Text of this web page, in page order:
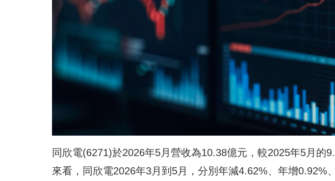
同欣電(6271)於2026年5月營收為10.38億元，較2025年5月的
來看，同欣電2026年3月到5月，分別年減4.62%、年增0.92%